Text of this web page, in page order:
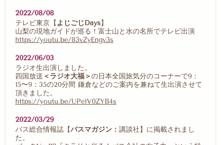
2022/08/08
テレビ東京【よじごじDays】
山梨の現地ガイドが巡る！富士山と水の名所でテレビ出演
https://youtu.be/83vZyEngv3s
2022/06/03
ラジオ生出演しました。
四国放送 ＜ラジオ大福＞の日本全国旅気分のコーナーで9：
15〜9：35の20分間 鎌倉などのご案内を兼ねて生出演させて
頂きました。
https://youtu.be/UPelV0ZYB4s
2022/03/29
バス総合情報誌【バスマガジン： 講談社】に掲載されまし
た。